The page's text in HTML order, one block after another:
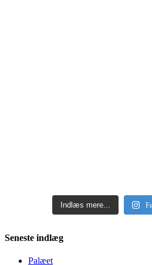
Indlæs mere...
Seneste indlæg
Palæet